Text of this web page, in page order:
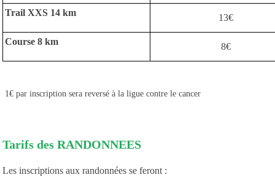
Trail XXS 14 km 13€
Course 8 km 8€
1€ par inscription sera reversé à la ligue contre le cancer
Tarifs des RANDONNEES
Les inscriptions aux randonnées se feront :